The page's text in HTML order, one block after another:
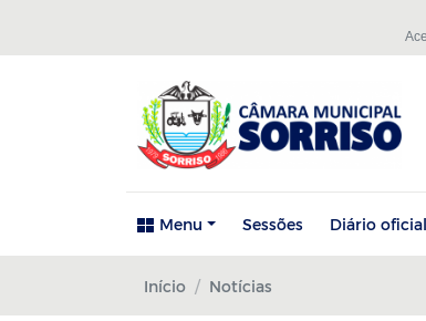
Menu Sessões Diário oficial
Início Notícias